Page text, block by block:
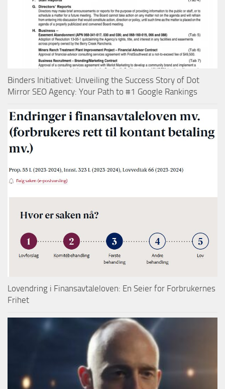
Binders Initiativet: Unveiling the Success Story of Dot
Mirror SEO Agency: Your Path to #1 Google Rankings
Lovendring i Finansavtaleloven: En Seier for Forbrukernes
Frihet